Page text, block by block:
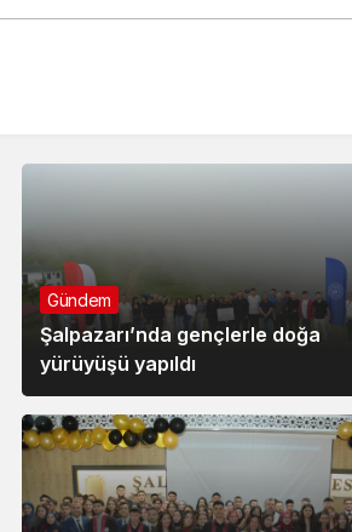
Gündem
Şalpazarı’nda gençlerle doğa
yürüyüşü yapıldı